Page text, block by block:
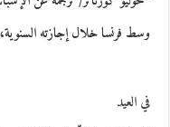
وسط فرنسا خلال إجازته
في العيد